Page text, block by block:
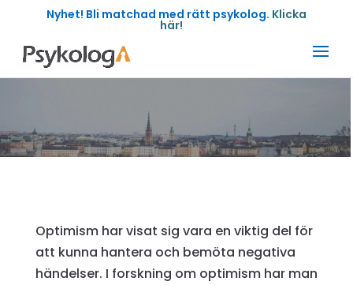
Nyhet! Bli matchad med rätt psykolog. Klicka
här!
Optimism har visat sig vara en viktig del för
att kunna hantera och bemöta negativa
händelser. I forskning om optimism har man